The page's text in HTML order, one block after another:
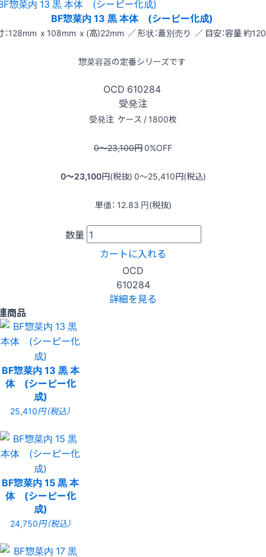
BF惣菜内 13 黒 本体 (シーピー化成)
：128mm x 108mm x (高)22mm ／ 形状：蓋別売り ／ 目安：容量 約
惣菜容器の定番シリーズです
OCD 610284
受発注
受発注 ケース / 1800枚
0〜23,100円0%OFF
0〜23,100円(税抜) 0〜25,410円(税込)
単価： 12.83 円(税抜)
数量
カートに入れる
OCD
610284
詳細を見る
商品
BF惣菜内 13 黒 本
体 (シーピー化
成)
25,410円（税込）
BF惣菜内 15 黒 本
体 (シーピー化
成)
24,750円（税込）